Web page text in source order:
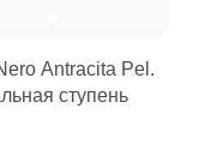
Antracita Pel.
ступень